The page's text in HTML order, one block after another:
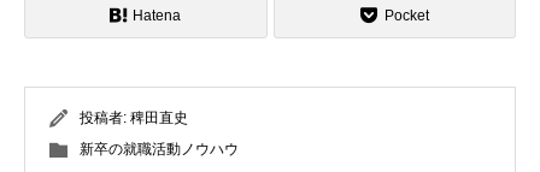
Hatena Pocket
投稿者: 稗田直史
新卒の就職活動ノウハウ